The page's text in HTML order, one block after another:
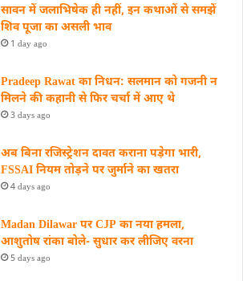
सावन में जलाभिषेक ही नहीं, इन कथाओं से समझें
शिव पूजा का असली भाव
1 day ago
Pradeep Rawat का निधन: सलमान को गजनी न
मिलने की कहानी से फिर चर्चा में आए थे
3 days ago
अब बिना रजिस्ट्रेशन दावत कराना पड़ेगा भारी,
FSSAI नियम तोड़ने पर जुर्माने का खतरा
4 days ago
Madan Dilawar पर CJP का नया हमला,
आशुतोष रांका बोले- सुधार कर लीजिए वरना
5 days ago